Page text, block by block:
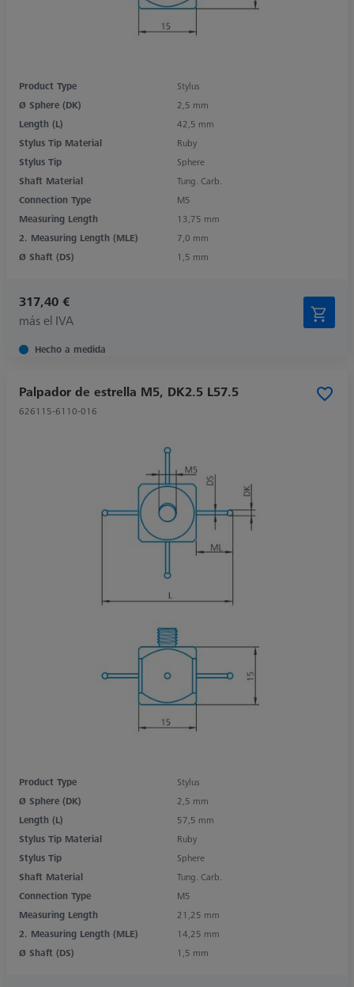
Product Type
Stylus
Ø Sphere (DK)
2,5 mm
Length (L)
42,5 mm
Stylus Tip Material
Ruby
Stylus Tip
Sphere
Shaft Material
Tung. Carb.
Connection Type
M5
Measuring Length
13,75 mm
2. Measuring Length (MLE)
7,0 mm
Ø Shaft (DS)
1,5 mm
317,40 €
más el IVA
Hecho a medida
Palpador de estrella M5, DK2.5 L57.5
626115-6110-016
Product Type
Stylus
Ø Sphere (DK)
2,5 mm
Length (L)
57,5 mm
Stylus Tip Material
Ruby
Stylus Tip
Sphere
Shaft Material
Tung. Carb.
Connection Type
M5
Measuring Length
21,25 mm
2. Measuring Length (MLE)
14,25 mm
Ø Shaft (DS)
1,5 mm